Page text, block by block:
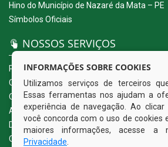
Hino do Município de Nazaré da Mata – PE
Símbolos Oficiais
NOSSOS SERVIÇOS
Portal da Transparência
Carta de Serviços ao Usuário
Ouvidoria Eletrônica
Acesso a Informação (eSIC)
Diário Oficial
Quadro de Avisos
INFORMAÇÕES SOBRE COOKIES
Utilizamos serviços de terceiros
Essas ferramentas nos ajudam a
experiência de navegação. Ao clicar
você concorda com o uso de cookies
maiores informações, acesse a
Privacidade